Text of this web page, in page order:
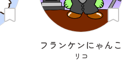
フランケンにゃんこ
リコ